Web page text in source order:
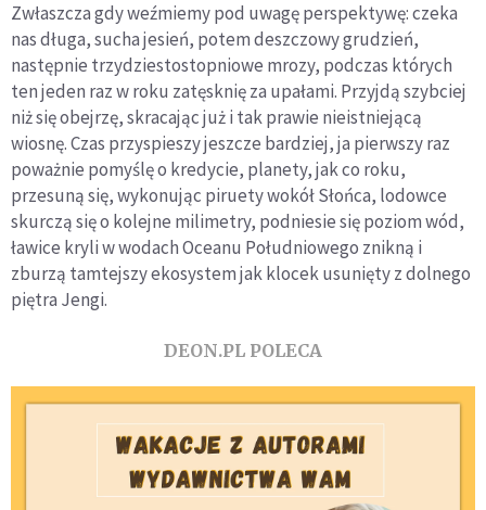
Zwłaszcza gdy weźmiemy pod uwagę perspektywę: czeka
nas długa, sucha jesień, potem deszczowy grudzień,
następnie trzydziestostopniowe mrozy, podczas których
ten jeden raz w roku zatęsknię za upałami. Przyjdą szybciej
niż się obejrzę, skracając już i tak prawie nieistniejącą
wiosnę. Czas przyspieszy jeszcze bardziej, ja pierwszy raz
poważnie pomyślę o kredycie, planety, jak co roku,
przesuną się, wykonując piruety wokół Słońca, lodowce
skurczą się o kolejne milimetry, podniesie się poziom wód,
ławice kryli w wodach Oceanu Południowego znikną i
zburzą tamtejszy ekosystem jak klocek usunięty z dolnego
piętra Jengi.
DEON.PL POLECA